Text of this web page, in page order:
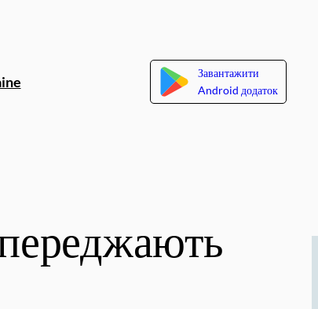
Завантажити
Android додаток